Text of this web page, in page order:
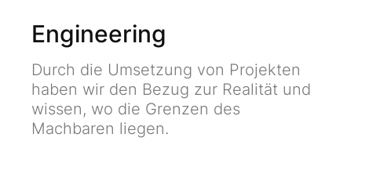
Engineering
Durch die Umsetzung von Projekten
haben wir den Bezug zur Realität und
wissen, wo die Grenzen des
Machbaren liegen.